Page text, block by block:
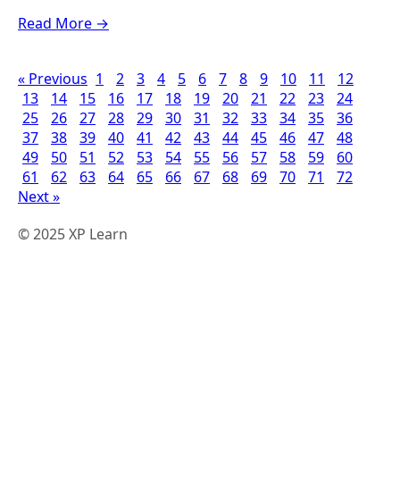
Read More →
« Previous 1 2 3 4 5 6 7 8 9 10 11
12
13
14 15 16 17 18 19 20 21 22 23
24
25
26 27 28 29 30 31 32 33 34 35
36
37
38 39 40 41 42 43 44 45 46 47
48
49
50 51 52 53 54 55 56 57 58 59
60
61
62 63 64 65 66 67 68 69 70 71
72
Next »
© 2025 XP Learn